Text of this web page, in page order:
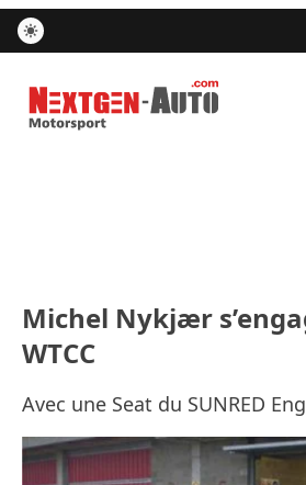
Nextgen-Auto.com
Michel Nykjær
WTCC
Avec une Seat du SUNRED